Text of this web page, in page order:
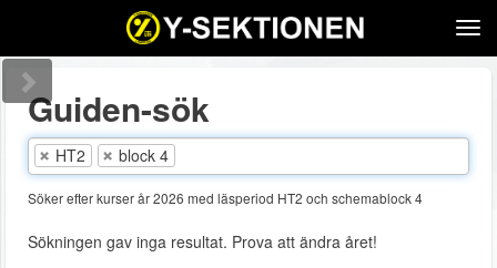
Guiden-sök
HT2 block 4
Söker efter kurser år 2026 med läsperiod HT2 och schemablock 4
Sökningen gav inga resultat. Prova att ändra året!